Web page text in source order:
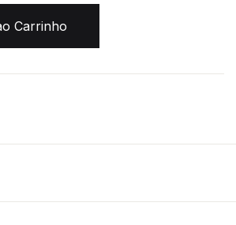
Carrinho